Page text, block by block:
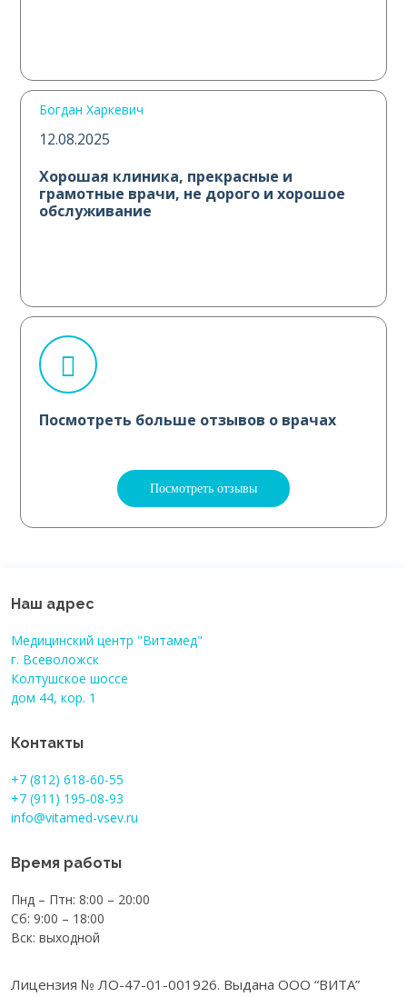
Богдан Харкевич
12.08.2025
Хорошая клиника, прекрасные и
грамотные врачи, не дорого и хорошое
обслуживание
Посмотреть больше отзывов о врачах
Посмотреть отзывы
Наш адрес
Медицинский центр "Витамед"
г. Всеволожск
Колтушское шоссе
дом 44, кор. 1
Контакты
+7 (812) 618-60-55
+7 (911) 195-08-93
info@vitamed-vsev.ru
Время работы
Пнд – Птн: 8:00 – 20:00
Сб: 9:00 – 18:00
Вск: выходной
Лицензия № ЛО-47-01-001926. Выдана ООО “ВИТА”